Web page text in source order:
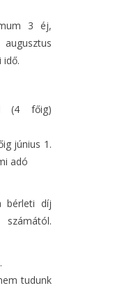
3 éj,
idő.
(4 főig)
június 1.
adó
bérleti díj
tudunk